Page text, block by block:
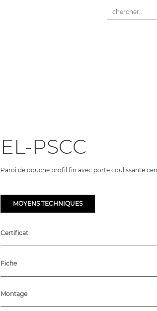
EL-PSCC
Paroi de douche profil fin avec porte coulissante
MOYENS TECHNIQUES
Certificat
Fiche
Montage